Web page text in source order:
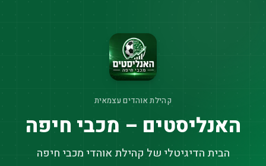
קהילת אוהדים עצמאית
האנליסטים – מכבי חיפה
הבית הדיגיטלי של קהילת אוהדי מכבי חיפה